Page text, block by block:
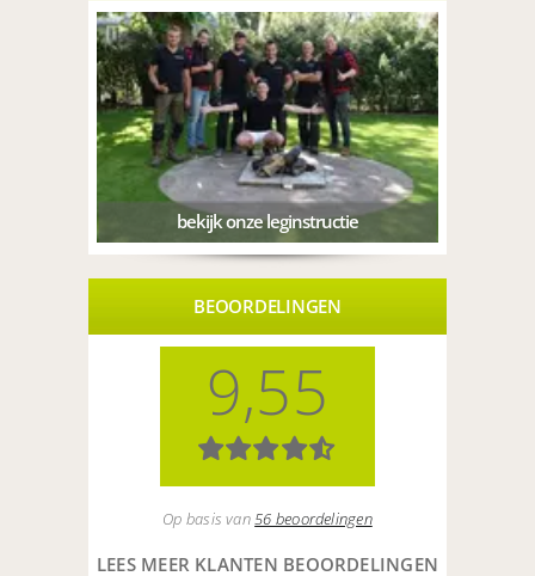
bekijk onze leginstructie
BEOORDELINGEN
9,55
Op basis van56 beoordelingen
LEES MEER KLANTEN BEOORDELINGEN